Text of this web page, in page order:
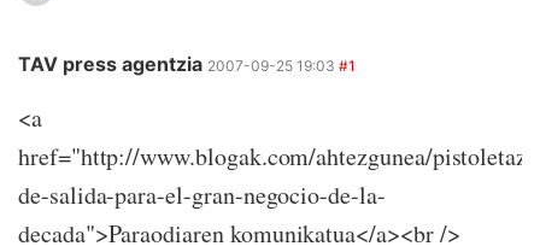
TAV press agentzia 2007-09-25 19:03 #1
<a
href="http://www.blogak.com/ahtezgunea/
de-salida-para-el-gran-negocio-de-la-
decada">Paraodiaren komunikatua</a><br />